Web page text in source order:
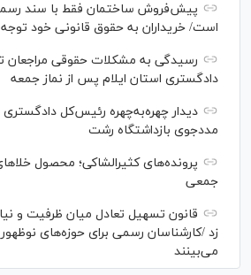
پیش‌فروش ساختمان فقط با سند رسمی
است/ خریداران به حقوق قانونی خود توجه
رسیدگی به مشکلات حقوقی
دادگستری استان ایلام پس از نماز جمعه
مددجوی بازداشتگاه رشت
پرونده‌های کثیرالشاکی؛ محصول
جمعی
قانون تسهیل تعادل میان ظرفیت و
زد /کارشناسان رسمی برای حوزه‌های
می‌بینند